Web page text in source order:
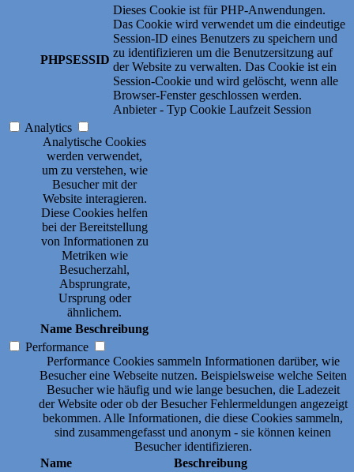
PHPSESSID
Dieses Cookie ist für PHP-Anwendungen.
Das Cookie wird verwendet um die eindeutige
Session-ID eines Benutzers zu speichern und
zu identifizieren um die Benutzersitzung auf
der Website zu verwalten. Das Cookie ist ein
Session-Cookie und wird gelöscht, wenn alle
Browser-Fenster geschlossen werden.
Anbieter - Typ Cookie Laufzeit Session
Analytics
Analytische Cookies
werden verwendet,
um zu verstehen, wie
Besucher mit der
Website interagieren.
Diese Cookies helfen
bei der Bereitstellung
von Informationen zu
Metriken wie
Besucherzahl,
Absprungrate,
Ursprung oder
ähnlichem.
Name Beschreibung
Performance
Performance Cookies sammeln Informationen darüber, wie
Besucher eine Webseite nutzen. Beispielsweise welche Seiten
Besucher wie häufig und wie lange besuchen, die Ladezeit
der Website oder ob der Besucher Fehlermeldungen angezeigt
bekommen. Alle Informationen, die diese Cookies sammeln,
sind zusammengefasst und anonym - sie können keinen
Besucher identifizieren.
Name
Beschreibung